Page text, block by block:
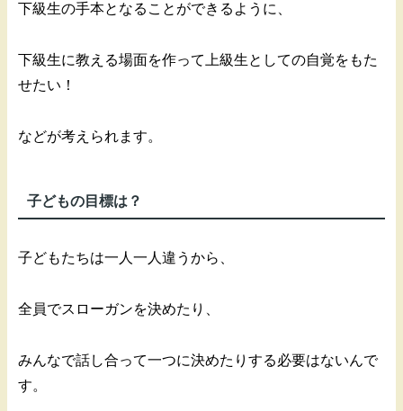
下級生の手本となることができるように、
下級生に教える場面を作って上級生としての自覚をもた
せたい！
などが考えられます。
子どもの目標は？
子どもたちは一人一人違うから、
全員でスローガンを決めたり、
みんなで話し合って一つに決めたりする必要はないんで
す。